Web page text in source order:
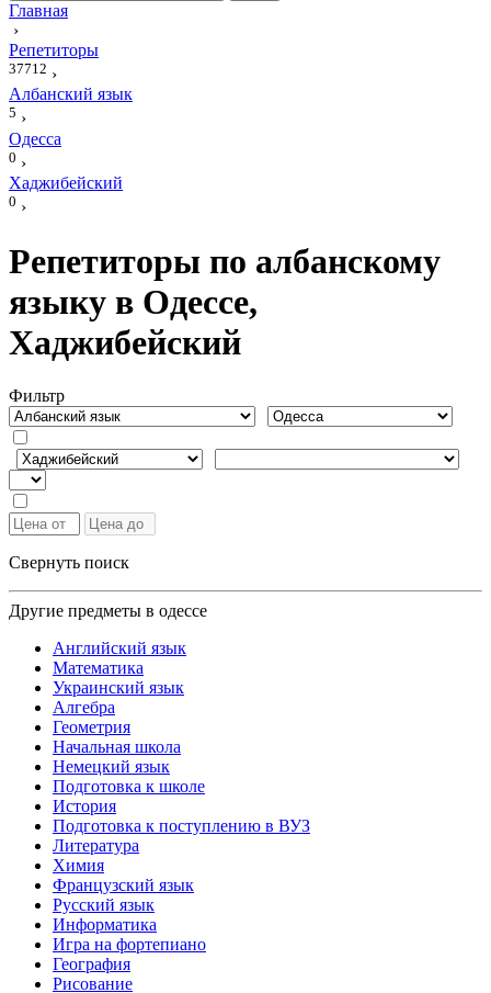
Главная
›
Репетиторы
37712 ›
Албанский язык
5 ›
Одесса
0 ›
Хаджибейский
0 ›
Репетиторы по албанскому
языку в Одессе,
Хаджибейский
Фильтр
Свернуть поиск
Другие предметы в одессе
Английский язык
Математика
Украинский язык
Алгебра
Геометрия
Начальная школа
Немецкий язык
Подготовка к школе
История
Подготовка к поступлению в ВУЗ
Литература
Химия
Французский язык
Русский язык
Информатика
Игра на фортепиано
География
Рисование